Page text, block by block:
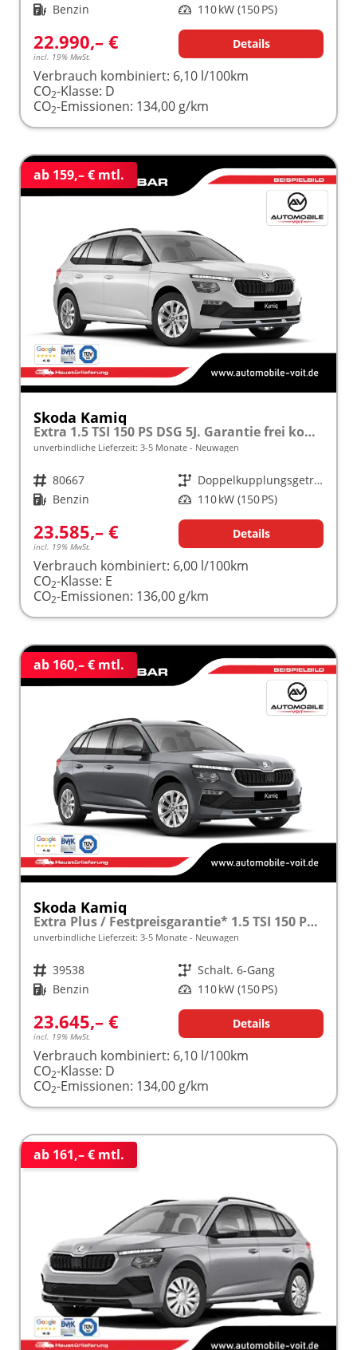
Kraftstoff Benzin Leistung 110 kW (150 PS)
22.990,– €
incl. 19% MwSt.
Details
Verbrauch kombiniert: 6,10 l/100km
CO2-Klasse: D
CO2-Emissionen: 134,00 g/km
ab 159,– € mtl.
Skoda Kamiq
Extra 1.5 TSI 150 PS DSG 5J. Garantie frei konfigurierbar!
unverbindliche Lieferzeit: 3-5 Monate Neuwagen
Fahrzeugnr. 80667 Getriebe
Doppelkupplungsgetriebe (DSG)
Kraftstoff Benzin Leistung 110 kW (150 PS)
23.585,– €
incl. 19% MwSt.
Details
Verbrauch kombiniert: 6,00 l/100km
CO2-Klasse: E
CO2-Emissionen: 136,00 g/km
ab 160,– € mtl.
Skoda Kamiq
Extra Plus / Festpreisgarantie* 1.5 TSI 150 PS frei konfigurierbar!
unverbindliche Lieferzeit: 3-5 Monate Neuwagen
Fahrzeugnr. 39538 Getriebe Schalt. 6-Gang
Kraftstoff Benzin Leistung 110 kW (150 PS)
23.645,– €
incl. 19% MwSt.
Details
Verbrauch kombiniert: 6,10 l/100km
CO2-Klasse: D
CO2-Emissionen: 134,00 g/km
ab 161,– € mtl.